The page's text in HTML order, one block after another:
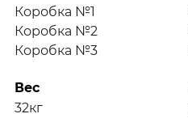
Коробка №1
Коробка №2
Коробка №3
Вес
32кг